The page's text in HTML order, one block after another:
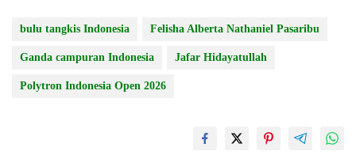
bulu tangkis Indonesia Felisha Alberta Nathaniel Pasaribu
Ganda campuran Indonesia Jafar Hidayatullah
Polytron Indonesia Open 2026